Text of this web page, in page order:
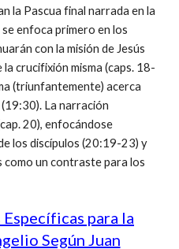
la Pascua final narrada en la
enfoca primero en los
con la misión de Jesús
crucifixión misma (caps. 18-
(triunfantemente) acerca
La narración
20), enfocándose
los discípulos (20:19-23) y
como un contraste para los
para la
Según Juan